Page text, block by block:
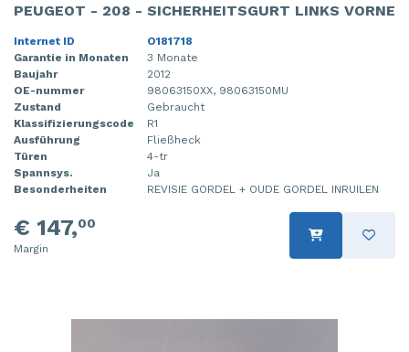
PEUGEOT - 208 - SICHERHEITSGURT LINKS VORNE
Internet ID
O181718
Garantie in Monaten
3 Monate
Baujahr
2012
OE-nummer
98063150XX, 98063150MU
Zustand
Gebraucht
Klassifizierungscode
R1
Ausführung
Fließheck
Türen
4-tr
Spannsys.
Ja
Besonderheiten
REVISIE GORDEL + OUDE GORDEL INRUILEN
€ 147,00
Margin